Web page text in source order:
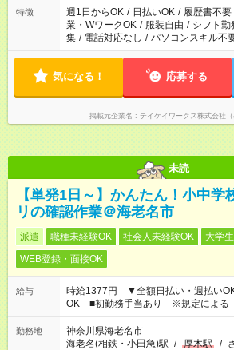
特徴 週1日からOK / 日払いOK / 履歴書不要
業・WワークOK / 服装自由 / シフト勤
集 / 電話対応なし / パソコンスキル不
気になる！ 応募する
掲載元企業名 テイケイワークス株式会社（
未読
【単発1日～】かんたん！小中
リの確認作業＠海老名市
派遣 職種未経験OK 社会人未経験OK 大学
WEB登録・面接OK
給与
時給1377円 ▼全額日払い・週払い
OK ■初勤務手当あり ※規定による
勤務地
神奈川県海老名市
海老名(相鉄・小田急)駅 / 厚木駅 /